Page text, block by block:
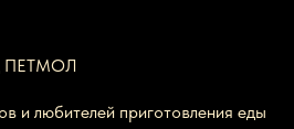
ПЕТМОЛ
и любителей приготовления еды